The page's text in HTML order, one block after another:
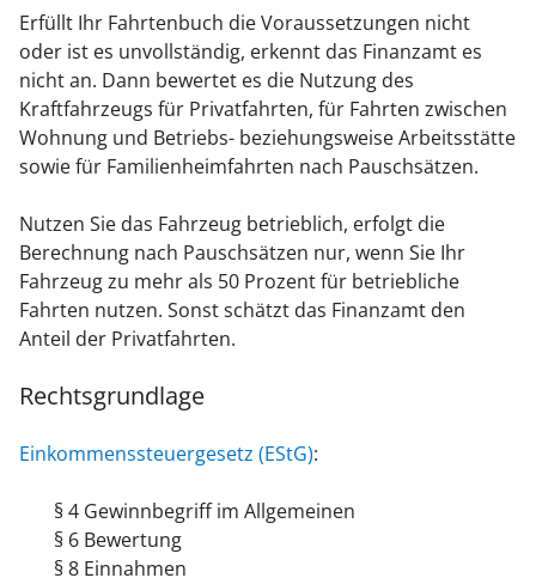
Erfüllt Ihr Fahrtenbuch die Voraussetzungen nicht
oder ist es unvollständig, erkennt das Finanzamt es
nicht an. Dann bewertet es die Nutzung des
Kraftfahrzeugs für Privatfahrten, für Fahrten zwischen
Wohnung und Betriebs- beziehungsweise Arbeitsstätte
sowie für Familienheimfahrten nach Pauschsätzen.
Nutzen Sie das Fahrzeug betrieblich, erfolgt die
Berechnung nach Pauschsätzen nur, wenn Sie Ihr
Fahrzeug zu mehr als 50 Prozent für betriebliche
Fahrten nutzen. Sonst schätzt das Finanzamt den
Anteil der Privatfahrten.
Rechtsgrundlage
Einkommenssteuergesetz (EStG):
§ 4 Gewinnbegriff im Allgemeinen
§ 6 Bewertung
§ 8 Einnahmen